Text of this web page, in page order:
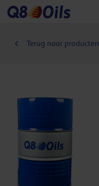
Terug naar producten